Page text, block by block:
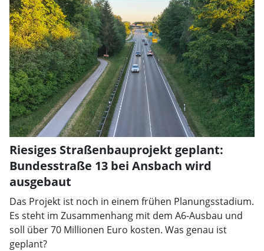
Riesiges Straßenbauprojekt geplant:
Bundesstraße 13 bei Ansbach wird
ausgebaut
Das Projekt ist noch in einem frühen Planungsstadium.
Es steht im Zusammenhang mit dem A6-Ausbau und
soll über 70 Millionen Euro kosten. Was genau ist
geplant?